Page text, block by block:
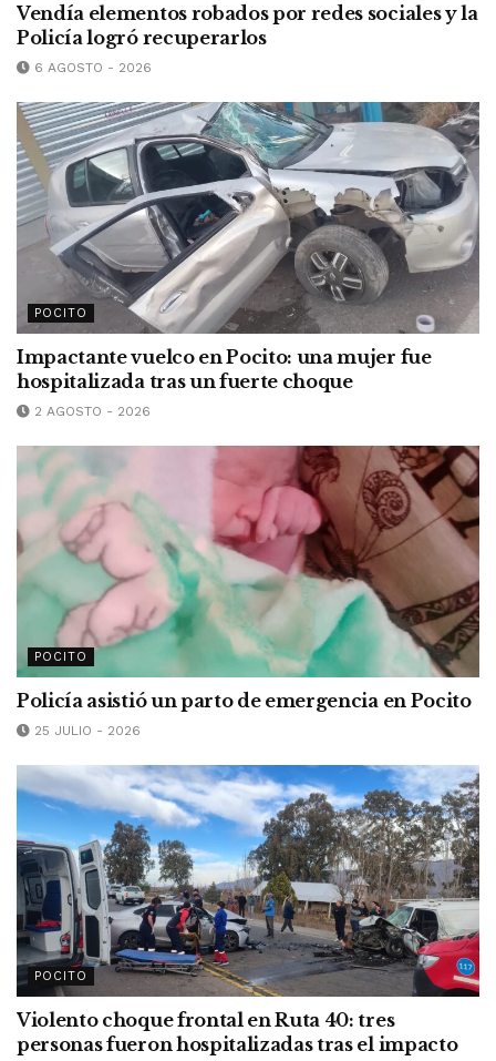
Vendía elementos robados por redes sociales y la
Policía logró recuperarlos
6 AGOSTO - 2026
POCITO
Impactante vuelco en Pocito: una mujer fue
hospitalizada tras un fuerte choque
2 AGOSTO - 2026
POCITO
Policía asistió un parto de emergencia en Pocito
25 JULIO - 2026
POCITO
Violento choque frontal en Ruta 40: tres
personas fueron hospitalizadas tras el impacto